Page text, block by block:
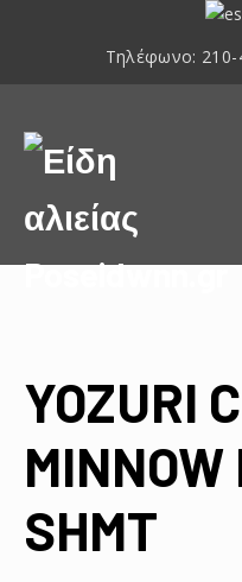
Τηλέφωνο:
Είδη
αλιείας
Poseidwnn.gr
YOZURI
SHMT